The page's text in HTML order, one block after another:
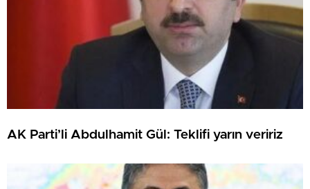
AK Parti’li Abdulhamit Gül: Teklifi yarın veririz